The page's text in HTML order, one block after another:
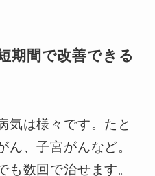
期間で改善できる
気は様々です。たと
ん、子宮がんなど。
も数回で治せます。